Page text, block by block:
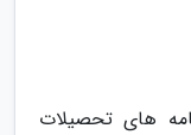
های تحصیلات